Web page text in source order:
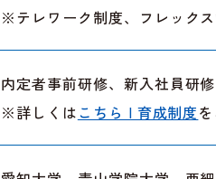
※テレワーク制度、フレック
内定者事前研修、新入社員研
※詳しくはこちら | 育成制度